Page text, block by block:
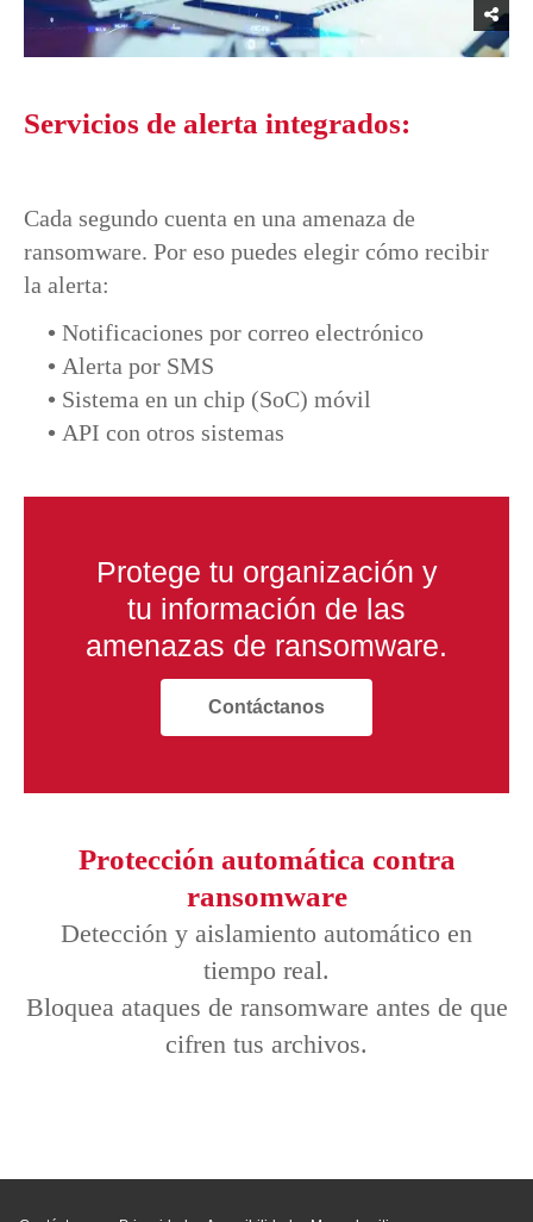
Protección automática contra
ransomware
Detección y aislamiento automático en
tiempo real.
Bloquea ataques de ransomware antes de que
cifren tus archivos.
Servicios de alerta integrados:
Cada segundo cuenta en una amenaza de
ransomware. Por eso puedes elegir cómo recibir
la alerta:
• Notificaciones por correo electrónico
• Alerta por SMS
• Sistema en un chip (SoC) móvil
• API con otros sistemas
Protege tu organización y
tu información de las
amenazas de ransomware.
Contáctanos